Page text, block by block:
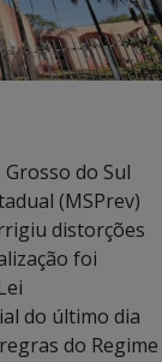
do Sul
(MSPrev)
distorções
foi
do último dia
do Regime